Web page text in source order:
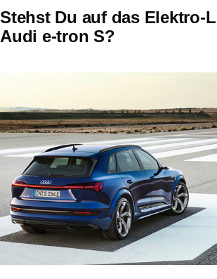
Stehst Du auf das Elektro-
Audi e-tron S?